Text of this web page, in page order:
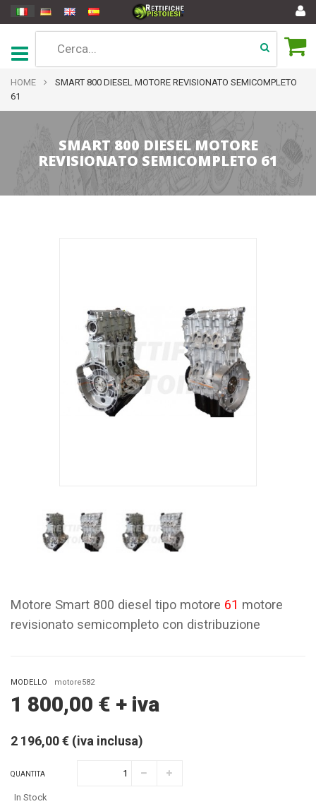
HOME
SMART 800 DIESEL MOTORE REVISIONATO SEMICOMPLETO
61
SMART 800 DIESEL MOTORE
REVISIONATO SEMICOMPLETO 61
Motore Smart 800 diesel tipo motore 61 motore
revisionato semicompleto con distribuzione
MODELLO motore582
1 800,00 € + iva
2 196,00 € (iva inclusa)
QUANTITA
In Stock